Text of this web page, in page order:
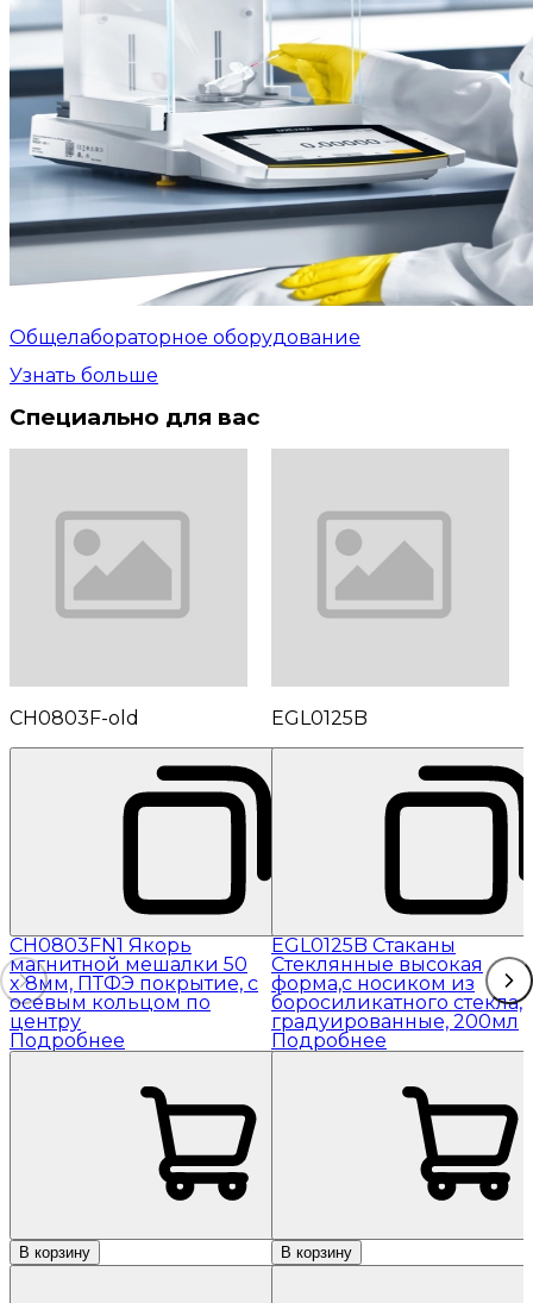
Общелабораторное оборудование
Узнать больше
Специально для вас
CH0803F-old
CH0803FN1 Якорь
магнитной мешалки 50
x 8мм, ПТФЭ покрытие, с
осевым кольцом по
центру
Подробнее
В корзину
EGL0125B
EGL0125B Стаканы
Стеклянные высокая
форма,с носиком из
боросиликатного стекла,
градуированные, 200мл
Подробнее
В корзину